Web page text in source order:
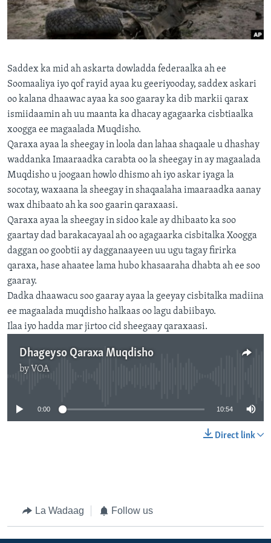
FAAQIDAADDA TODDOBAADKA
DHEXTAALKA TODDOBAADKA
Saddex ka mid ah askarta dowladda federaalka ah ee
Soomaaliya iyo qof rayid ayaa ku geeriyooday, saddex askari
oo kalana dhaawac ayaa ka soo gaaray ka dib markii qarax
ismiidaamin ah uu maanta ka dhacay agagaarka cisbtiaalka
xoogga ee magaalada Muqdisho.
Qaraxa ayaa la sheegay in loola dan lahaa shaqaale u dhashay
waddanka Imaaraadka carabta oo la sheegay in ay magaalada
Muqdisho u joogaan howlo dhismo ah iyo askar iyaga la
socotay, waxaana la sheegay in shaqaalaha imaaraadka aanay
wax dhibaato ah ka soo gaarin qaraxaasi.
Qaraxa ayaa la sheegay in sidoo kale ay dhibaato ka soo
gaartay dad barakacayaal ah oo agagaarka cisbitalka Xoogga
daggan oo goobtii ay dagganaayeen uu ugu tagay firirka
qaraxa, hase ahaatee lama hubo khasaaraha dhabta ah ee soo
gaaray.
Dadka dhaawacu soo gaaray ayaa la geeyay cisbitalka madiina
ee magaalada muqdisho halkaas oo lagu dabiibayo.
Ilaa iyo hadda mar jirtoo cid sheegaay qaraxaasi.
Dhageyso Qaraxa Muqdisho
by VOA
0:00 10:54
Direct link
La Wadaag Follow us